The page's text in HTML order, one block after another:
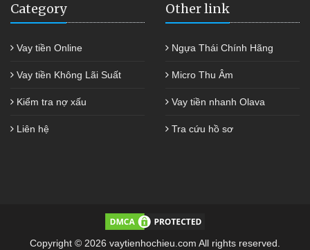
Category
Vay tiền Online
Vay tiền Không Lãi Suất
Kiểm tra nợ xấu
Liên hệ
Other link
Ngựa Thái Chính Hãng
Micro Thu Âm
Vay tiền nhanh Olava
Tra cứu hồ sơ
Copyright © 2026 vaytienhochieu.com All rights reserved.